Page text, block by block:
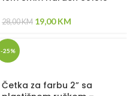
28,00KM 19,00KM
-25%
Četka za farbu 2” sa